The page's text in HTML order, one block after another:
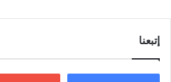
إتبعنا